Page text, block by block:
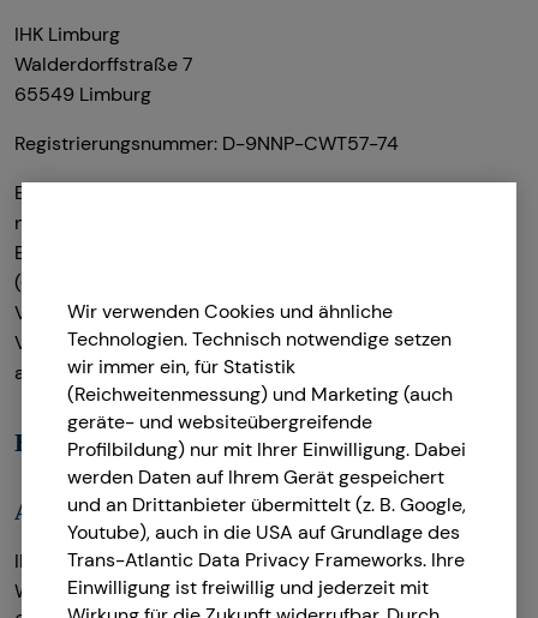
IHK Limburg
Walderdorffstraße 7
65549 Limburg
Registrierungsnummer: D-9NNP-CWT57-74
Berufsbezeichnung: Versicherungsvertreter mit Erlaubnis
nach § 34 d Abs. 1 GewO Bundesrepublik Deutschland
Berufsrechtliche Regelungen: § 34 d Gewerbeordnung
(GewO), §§ 59 – 68 Gesetz über den
Versicherungsvertrag (VVG), Verordnung über die
Versicherungsvermittlung und -beratung (VersVermV),
abrufbar unterwww.gesetze-im-internet.de
Erlaubnis nach § 34f GewO ​
Aufsichtsbehörde:
IHK Limburg
Walderdorffstraße 7
Wir verwenden Cookies und ähnliche
Technologien. Technisch notwendige setzen
wir immer ein, für Statistik
(Reichweitenmessung) und Marketing (auch
geräte- und websiteübergreifende
Profilbildung) nur mit Ihrer Einwilligung. Dabei
werden Daten auf Ihrem Gerät gespeichert
und an Drittanbieter übermittelt (z. B. Google,
Youtube), auch in die USA auf Grundlage des
Trans-Atlantic Data Privacy Frameworks. Ihre
Einwilligung ist freiwillig und jederzeit mit